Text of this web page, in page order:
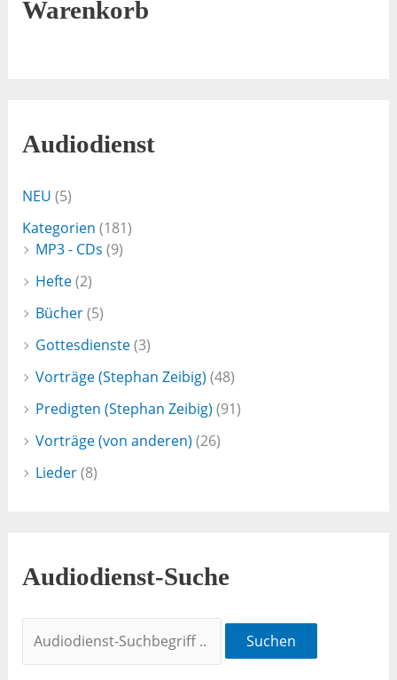
Warenkorb
Audiodienst
NEU (5)
Kategorien (181)
MP3 - CDs (9)
Hefte(2)
Bücher(5)
Gottesdienste(3)
Vorträge (Stephan Zeibig) (48)
Predigten (Stephan Zeibig) (91)
Vorträge (von anderen) (26)
Lieder(8)
Audiodienst-Suche
Suchen